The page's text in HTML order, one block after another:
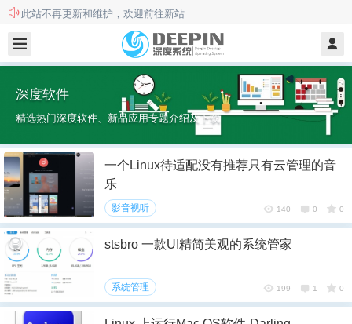
此站不再更新和维护，欢迎前往新站
本站用户须知
深度软件
精选热门深度软件、新品应用专题介绍及下载
一个Linux待适配没有推荐只有云管理的音
乐
影音视听 140 0 0
stsbro 一款UI精简美观的系统管家
系统管理 199 1 0